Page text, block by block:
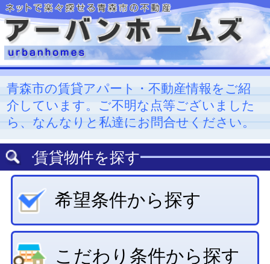
青森市の賃貸アパート・不動産情報をご紹
介しています。ご不明な点等ございました
ら、なんなりと私達にお問合せください。
賃貸物件を探す
希望条件から探す
貸家を探す